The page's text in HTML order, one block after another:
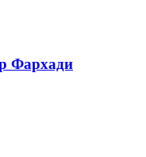
Фархади